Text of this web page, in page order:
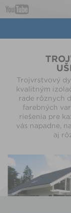
Trojvrstvový
kvalitným
rade rôznych
farebných
riešenia pre
vás napadne,
aj